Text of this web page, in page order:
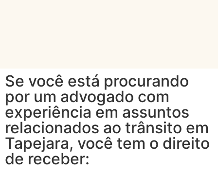
Se você está procurando
por um advogado com
experiência em assuntos
relacionados ao trânsito em
Tapejara, você tem o direito
de receber: